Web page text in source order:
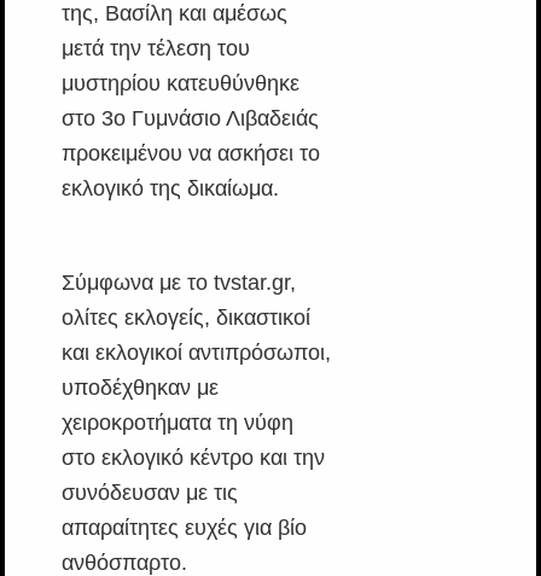
της, Βασίλη και αμέσως
μετά την τέλεση του
μυστηρίου κατευθύνθηκε
στο 3ο Γυμνάσιο Λιβαδειάς
προκειμένου να ασκήσει το
εκλογικό της δικαίωμα.
Σύμφωνα με το tvstar.gr,
ολίτες εκλογείς, δικαστικοί
και εκλογικοί αντιπρόσωποι,
υποδέχθηκαν με
χειροκροτήματα τη νύφη
στο εκλογικό κέντρο και την
συνόδευσαν με τις
απαραίτητες ευχές για βίο
ανθόσπαρτο.